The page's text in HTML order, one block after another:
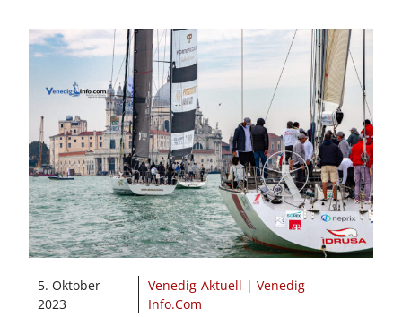
5. Oktober
2023
Venedig-Aktuell | Venedig-
Info.Com